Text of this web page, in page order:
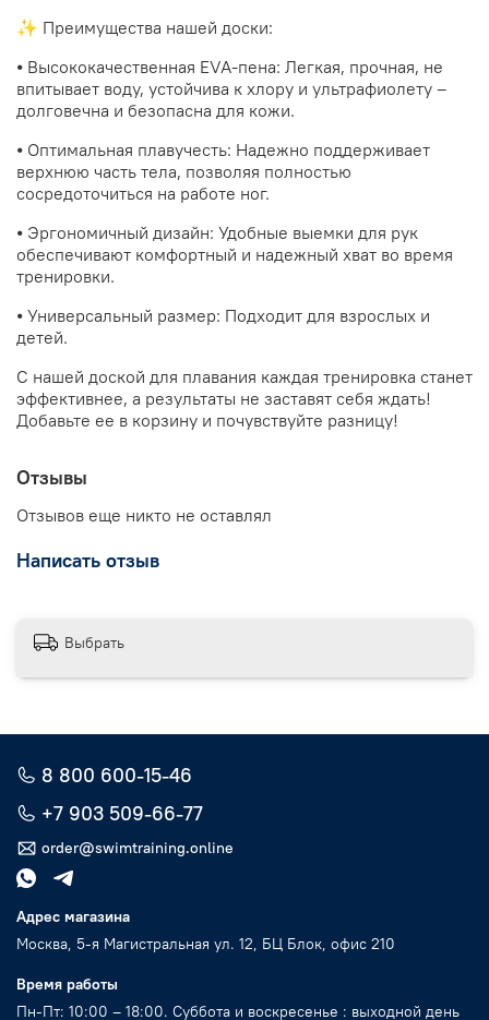
✨ Преимущества нашей доски:
⦁ Высококачественная EVA-пена: Легкая, прочная, не
впитывает воду, устойчива к хлору и ультрафиолету –
долговечна и безопасна для кожи.
⦁ Оптимальная плавучесть: Надежно поддерживает
верхнюю часть тела, позволяя полностью
сосредоточиться на работе ног.
⦁ Эргономичный дизайн: Удобные выемки для рук
обеспечивают комфортный и надежный хват во время
тренировки.
⦁ Универсальный размер: Подходит для взрослых и
детей.
С нашей доской для плавания каждая тренировка станет
эффективнее, а результаты не заставят себя ждать!
Добавьте ее в корзину и почувствуйте разницу!
Отзывы
Отзывов еще никто не оставлял
Написать отзыв
Выбрать
8 800 600-15-46
+7 903 509-66-77
order@swimtraining.online
Адрес магазина
Москва, 5-я Магистральная ул. 12, БЦ Блок, офис 210
Время работы
Пн-Пт: 10:00 – 18:00. Суббота и воскресенье : выходной день